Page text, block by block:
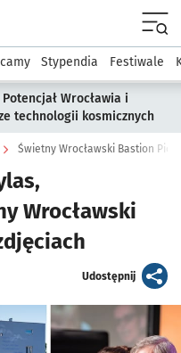
Kultura
Stypendia Festiwale
Wrocławia i
technologii kosmicznych
Świetny Wrocławski Bastion
Wrocławski
Udostępnijartykuł